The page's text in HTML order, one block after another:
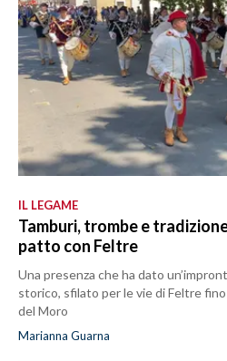
IL LEGAME
Tamburi, trombe e
patto con Feltre
Una presenza che ha dato
storico, sfilato per le vie di Feltre fino
del Moro
Marianna Guarna